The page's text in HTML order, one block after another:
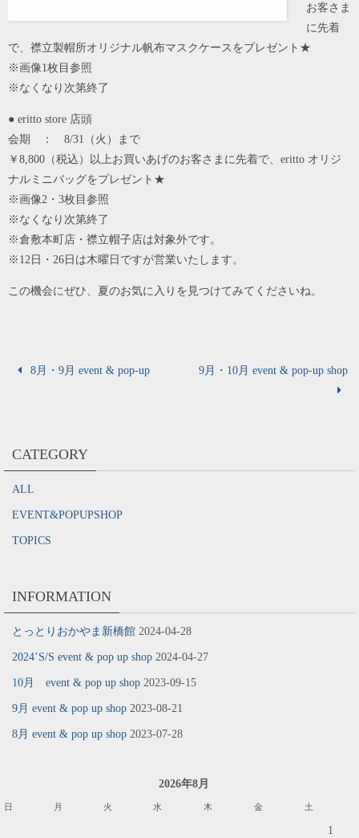
お客さま
に先着
で、襟立製帽所オリジナル帆布マスクケースをプレゼント★
※画像1枚目参照
※なくなり次第終了
● eritto store 店頭
会期 ： 8/31（火）まで
￥8,800（税込）以上お買いあげのお客さまに先着で、eritto オリジ
ナルミニバッグをプレゼント★
※画像2・3枚目参照
※なくなり次第終了
※倉敷本町店・襟立帽子店は対象外です。
※12日・26日は木曜日ですが営業いたします。
この機会にぜひ、夏のお気に入りを見つけてみてくださいね。
8月・9月 event & pop-up 9月・10月 event & pop-up shop
CATEGORY
ALL
EVENT&POPUPSHOP
TOPICS
INFORMATION
とっとりおかやま新橋館 2024-04-28
2024’S/S event & pop up shop 2024-04-27
10月 event & pop up shop 2023-09-15
9月 event & pop up shop 2023-08-21
8月 event & pop up shop 2023-07-28
2026年8月
日 月 火 水 木 金 土
1